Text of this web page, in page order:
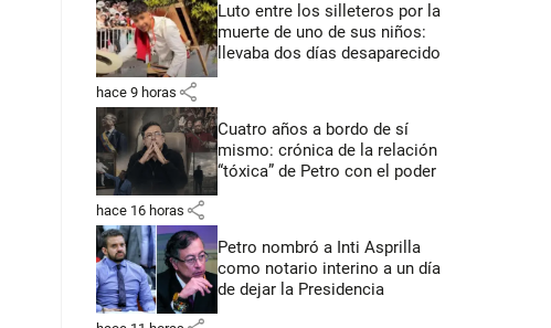
Luto entre los silleteros por la
muerte de uno de sus niños:
llevaba dos días desaparecido
hace 9 horas share
Cuatro años a bordo de sí
mismo: crónica de la relación
“tóxica” de Petro con el poder
hace 16 horas share
Petro nombró a Inti Asprilla
como notario interino a un día
de dejar la Presidencia